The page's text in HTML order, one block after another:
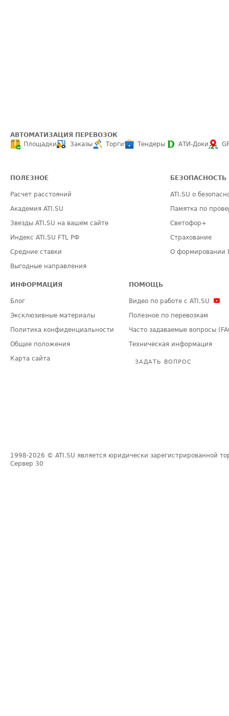
АВТОМАТИЗАЦИЯ ПЕРЕВОЗОК
Площадки
Заказы Торги Тендеры АТИ-Доки
ПОЛЕЗНОЕ
Расчет расстояний
Академия ATI.SU
Звезды ATI.SU на вашем сайте
Индекс ATI.SU FTL РФ
Средние ставки
Выгодные направления
БЕЗОПАСНОСТЬ
ATI.SU о
Памятка по
Светофор+
Страхование
О формировании
ИНФОРМАЦИЯ
Блог
Эксклюзивные материалы
Политика конфиденциальности
Общие положения
Карта сайта
ПОМОЩЬ
Видео по работе с ATI.SU
Полезное по перевозкам
Часто задаваемые вопросы
Техническая информация
ЗАДАТЬ ВОПРОС
1998-2026 © ATI.SU является юридически зарегистрированной
Сервер 30